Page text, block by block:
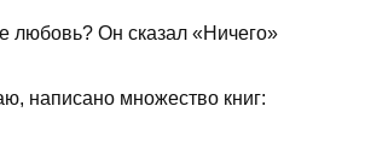
любовь? Он сказал «Ничего»
написано множество книг: